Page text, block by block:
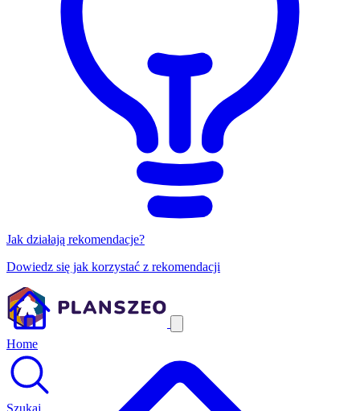
Jak działają rekomendacje?
Dowiedz się jak korzystać z rekomendacji
Home
Szukaj